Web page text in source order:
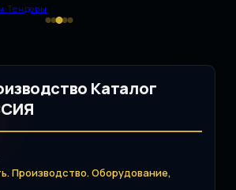
Каталог
Производство. Оборудование,